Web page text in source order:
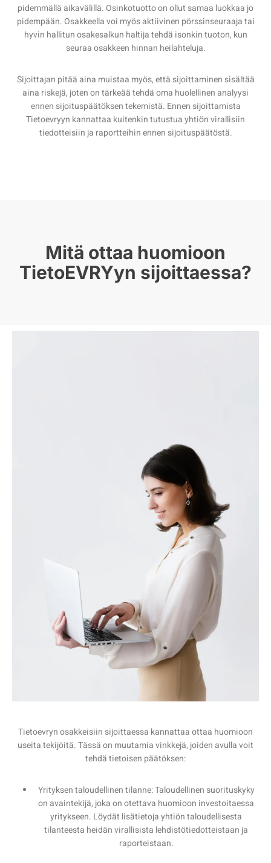
pidemmällä aikavälillä. Osinkotuotto on ollut samaa luokkaa jo
pidempään. Osakkeella voi myös aktiivinen pörssinseuraaja tai
hyvin hallitun osakesalkun haltija tehdä isonkin tuoton, kun
seuraa osakkeen hinnan heilahteluja.
Sijoittajan pitää aina muistaa myös, että sijoittaminen sisältää
aina riskejä, joten on tärkeää tehdä oma huolellinen analyysi
ennen sijoituspäätöksen tekemistä. Ennen sijoittamista
Tietoevryyn kannattaa kuitenkin tutustua yhtiön virallisiin
tiedotteisiin ja raportteihin ennen sijoituspäätöstä.
Mitä ottaa huomioon
TietoEVRYyn sijoittaessa?
Tietoevryn osakkeisiin sijoittaessa kannattaa ottaa huomioon
useita tekijöitä. Tässä on muutamia vinkkejä, joiden avulla voit
tehdä tietoisen päätöksen:
Yrityksen taloudellinen tilanne: Taloudellinen suorituskyky
on avaintekijä, joka on otettava huomioon investoitaessa
yritykseen. Löydät lisätietoja yhtiön taloudellisesta
tilanteesta heidän virallisista lehdistötiedotteistaan ja
raporteistaan.